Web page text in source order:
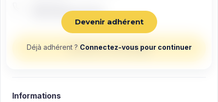
+33 0 00 00 00 00
Envoyer un message
Devenir adhérent
Déjà adhérent ? Connectez-vous pour continuer
Informations